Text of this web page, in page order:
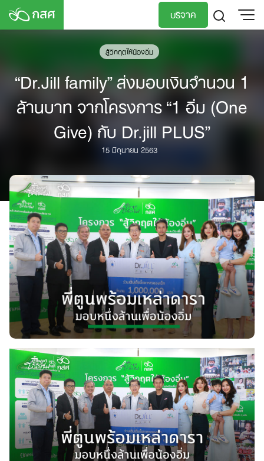
Skip
content
บริจาค
สู้วิกฤตให้น้องอิ่ม
“Dr.Jill family” ส่งมอบเงินจำนวน 1
ล้านบาท จากโครงการ “1 อิ่ม (One
Give) กับ Dr.jill PLUS”
15 มิถุนายน 2563